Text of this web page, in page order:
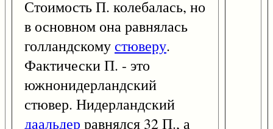
Стоимость П. колебалась, но
в основном она равнялась
голландскому стюверу.
Фактически П. - это
южнонидерландский
стювер. Нидерландский
даальдер равнялся 32 П., а